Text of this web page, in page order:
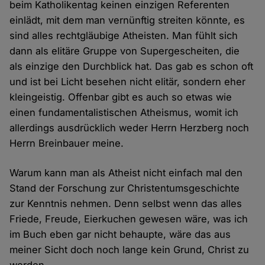
beim Katholikentag keinen einzigen Referenten
einlädt, mit dem man vernünftig streiten könnte, es
sind alles rechtgläubige Atheisten. Man fühlt sich
dann als elitäre Gruppe von Supergescheiten, die
als einzige den Durchblick hat. Das gab es schon oft
und ist bei Licht besehen nicht elitär, sondern eher
kleingeistig. Offenbar gibt es auch so etwas wie
einen fundamentalistischen Atheismus, womit ich
allerdings ausdrücklich weder Herrn Herzberg noch
Herrn Breinbauer meine.
Warum kann man als Atheist nicht einfach mal den
Stand der Forschung zur Christentumsgeschichte
zur Kenntnis nehmen. Denn selbst wenn das alles
Friede, Freude, Eierkuchen gewesen wäre, was ich
im Buch eben gar nicht behaupte, wäre das aus
meiner Sicht doch noch lange kein Grund, Christ zu